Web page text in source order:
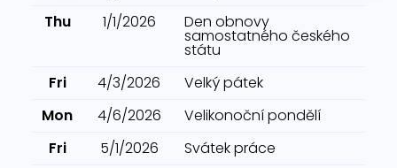
Thu
1/1/2026 Den obnovy
samostatného českého
státu
Fri
4/3/2026
Velký pátek
Mon
4/6/2026
Velikonoční pondělí
Fri
5/1/2026
Svátek práce